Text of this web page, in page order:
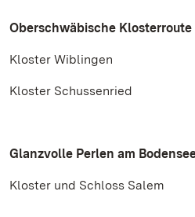
Oberschwäbische Klosterroute
Kloster Wiblingen
Kloster Schussenried
Glanzvolle Perlen am
Kloster und Schloss Salem